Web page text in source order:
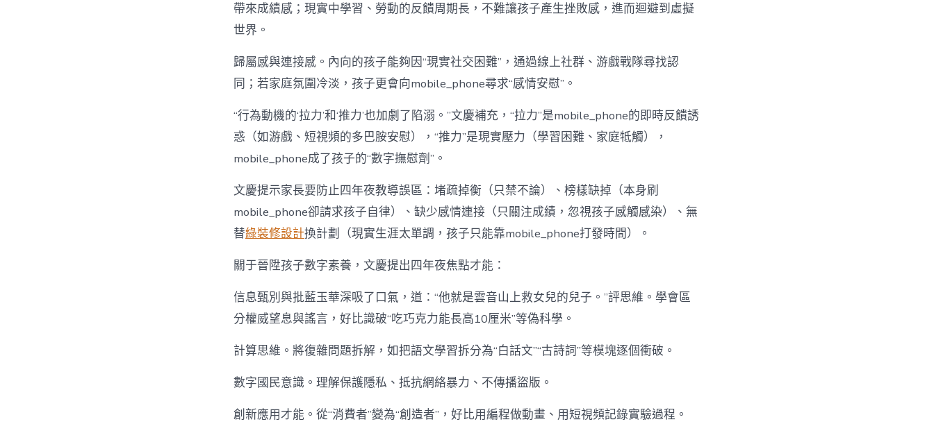
帶來成績感；現實中學習、勞動的反饋周期長，不難讓孩子產生挫敗感，進而迴避到虛擬
世界。
歸屬感與連接感。內向的孩子能夠因“現實社交困難”，通過線上社群、游戲戰隊尋找認
同；若家庭氛圍冷淡，孩子更會向mobile_phone尋求“感情安慰”。
“行為動機的‘拉力’和‘推力’也加劇了陷溺。”文慶補充，“拉力”是mobile_phone的即時反饋誘
惑（如游戲、短視頻的多巴胺安慰），“推力”是現實壓力（學習困難、家庭牴觸），
mobile_phone成了孩子的“數字撫慰劑”。
文慶提示家長要防止四年夜教導誤區：堵疏掉衡（只禁不論）、榜樣缺掉（本身刷
mobile_phone卻請求孩子自律）、缺少感情連接（只關注成績，忽視孩子感觸感染）、無
替綠裝修設計換計劃（現實生涯太單調，孩子只能靠mobile_phone打發時間）。
關于晉陞孩子數字素養，文慶提出四年夜焦點才能：
信息甄別與批藍玉華深吸了口氣，道：“他就是雲音山上救女兒的兒子。”評思維。學會區
分權威望息與謠言，好比識破“吃巧克力能長高10厘米”等偽科學。
計算思維。將復雜問題拆解，如把語文學習拆分為“白話文”“古詩詞”等模塊逐個衝破。
數字國民意識。理解保護隱私、抵抗網絡暴力、不傳播盜版。
創新應用才能。從“消費者”變為“創造者”，好比用編程做動畫、用短視頻記錄實驗過程。